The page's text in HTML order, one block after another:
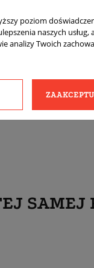
SAMEJ
poziom
naszych usług,
analizy Twoich